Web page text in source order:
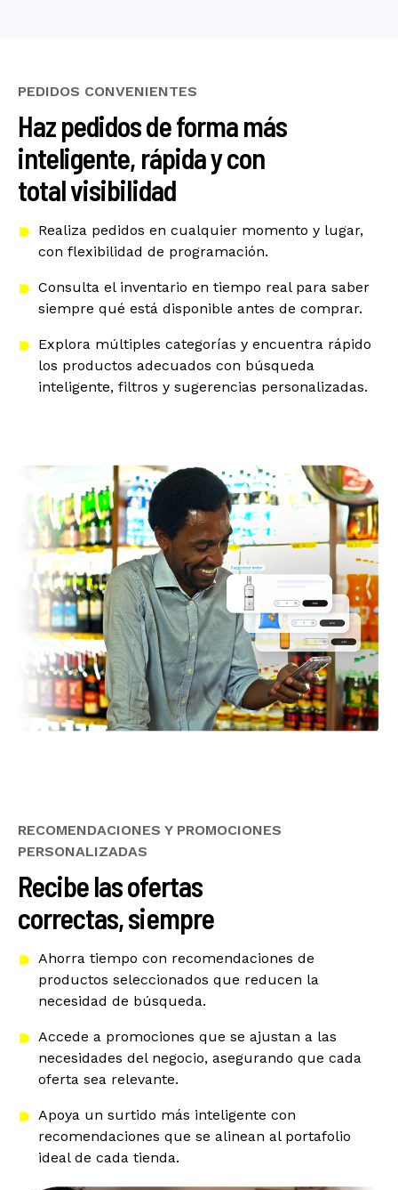
PEDIDOS CONVENIENTES
Haz pedidos de forma más
inteligente, rápida y con
total visibilidad
Realiza pedidos en cualquier momento y lugar,
con flexibilidad de programación.
Consulta el inventario en tiempo real para saber
siempre qué está disponible antes de comprar.
Explora múltiples categorías y encuentra rápido
los productos adecuados con búsqueda
inteligente, filtros y sugerencias personalizadas.
RECOMENDACIONES Y PROMOCIONES
PERSONALIZADAS
Recibe las ofertas
correctas, siempre
Ahorra tiempo con recomendaciones de
productos seleccionados que reducen la
necesidad de búsqueda.
Accede a promociones que se ajustan a las
necesidades del negocio, asegurando que cada
oferta sea relevante.
Apoya un surtido más inteligente con
recomendaciones que se alinean al portafolio
ideal de cada tienda.